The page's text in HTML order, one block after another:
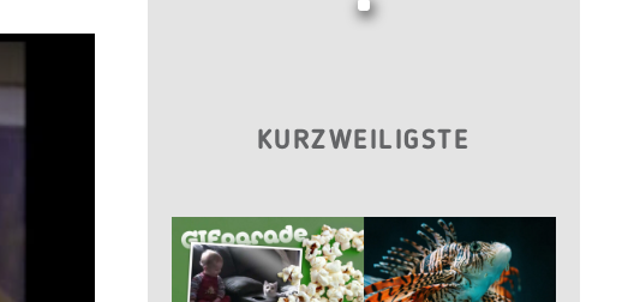
KURZWEILIGSTE